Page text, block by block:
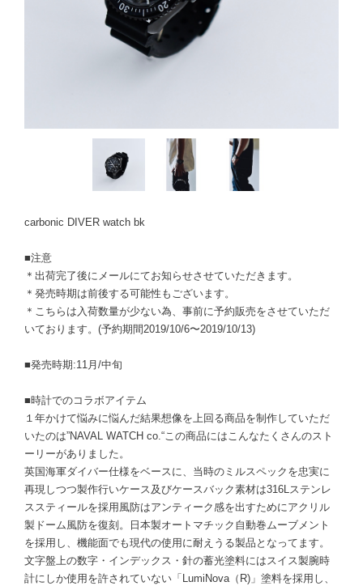
carbonic DIVER watch bk
■注意
＊出荷完了後にメールにてお知らせさせていただきます。
＊発売時期は前後する可能性もございます。
＊こちらは入荷数量が少ない為、事前に予約販売をさせていただ
いております。(予約期間2019/10/6〜2019/10/13)
■発売時期:11月/中旬
■時計でのコラボアイテム
１年かけて悩みに悩んだ結果想像を上回る商品を制作していただ
いたのは”NAVAL WATCH co.“この商品にはこんなたくさんのスト
ーリーがありました。
英国海軍ダイバー仕様をベースに、当時のミルスペックを忠実に
再現しつつ製作行いケース及びケースバック素材は316Lステンレ
ススティールを採用風防はアンティーク感を出すためにアクリル
製ドーム風防を復刻。日本製オートマチック自動巻ムーブメント
を採用し、機能面でも現代の使用に耐えうる製品となってます。
文字盤上の数字・インデックス・針の蓄光塗料にはスイス製腕時
計にしか使用を許されていない「LumiNova（R)」塗料を採用し、